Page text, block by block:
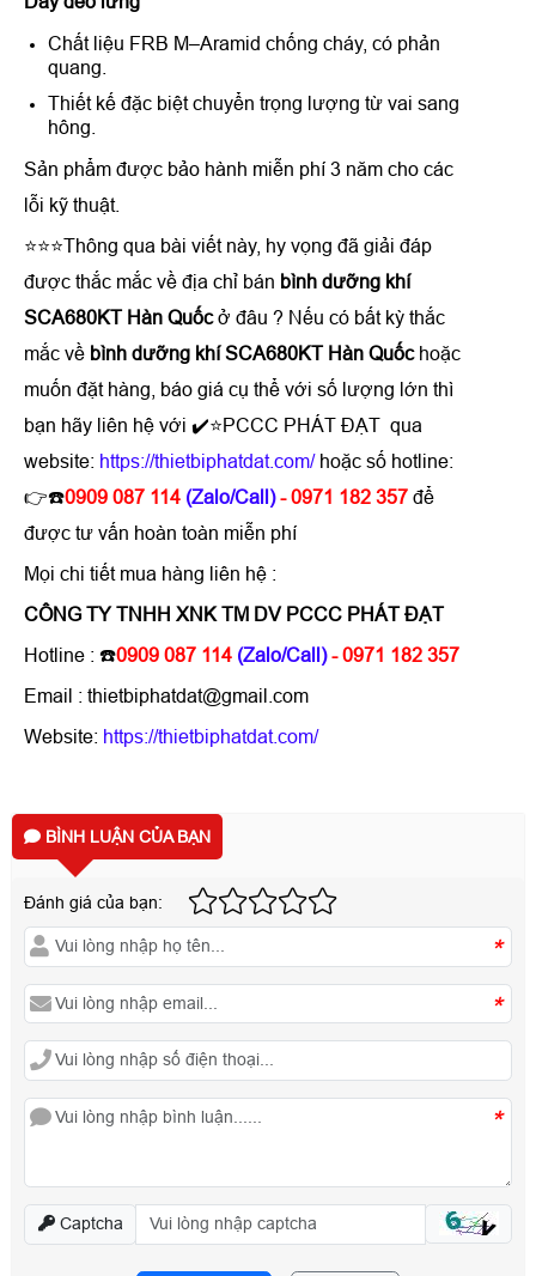
Chất liệu FRB M–Aramid chống cháy, có phản
quang.
Thiết kế đặc biệt chuyển trọng lượng từ vai sang
hông.
Sản phẩm được bảo hành miễn phí 3 năm cho các
lỗi kỹ thuật.
⭐⭐⭐Thông qua bài viết này, hy vọng đã giải đáp
được thắc mắc về địa chỉ bán bình dưỡng khí
SCA680KT Hàn Quốcở đâu ? Nếu có bất kỳ thắc
mắc về bình dưỡng khí SCA680KT Hàn Quốc hoặc
muốn đặt hàng, báo giá cụ thể với số lượng lớn thì
bạn hãy liên hệ với ✔️⭐PCCC PHÁT ĐẠT qua
website: https://thietbiphatdat.com/hoặc số hotline:
👉☎️0909 087 114 (Zalo/Call) - 0971 182 357 để
được tư vấn hoàn toàn miễn phí
Mọi chi tiết mua hàng liên hệ :
CÔNG TY TNHH XNK TM DV PCCC PHÁT ĐẠT
Hotline : ☎️0909 087 114 (Zalo/Call) - 0971 182 357
Email : thietbiphatdat@gmail.com
Website: https://thietbiphatdat.com/
BÌNH LUẬN CỦA BẠN
Đánh giá của bạn:
*
*
*
Captcha